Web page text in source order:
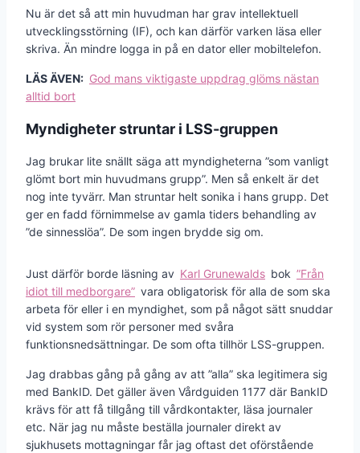
Nu är det så att min huvudman har grav intellektuell
utvecklingsstörning (IF), och kan därför varken läsa eller
skriva. Än mindre logga in på en dator eller mobiltelefon.
LÄS ÄVEN: God mans viktigaste uppdrag glöms nästan
alltid bort
Myndigheter struntar i LSS-gruppen
Jag brukar lite snällt säga att myndigheterna ”som vanligt
glömt bort min huvudmans grupp”. Men så enkelt är det
nog inte tyvärr. Man struntar helt sonika i hans grupp. Det
ger en fadd förnimmelse av gamla tiders behandling av
”de sinnesslöa”. De som ingen brydde sig om.
Just därför borde läsning av Karl Grunewalds bok ”Från
idiot till medborgare” vara obligatorisk för alla de som ska
arbeta för eller i en myndighet, som på något sätt snuddar
vid system som rör personer med svåra
funktionsnedsättningar. De som ofta tillhör LSS-gruppen.
Jag drabbas gång på gång av att ”alla” ska legitimera sig
med BankID. Det gäller även Vårdguiden 1177 där BankID
krävs för att få tillgång till vårdkontakter, läsa journaler
etc. När jag nu måste beställa journaler direkt av
sjukhusets mottagningar får jag oftast det oförstående